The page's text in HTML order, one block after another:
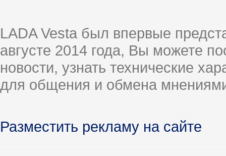
LADA Vesta был впервые
августе 2014 года, Вы можете
новости, узнать технические
для общения и обмена
Разместить рекламу на сайте